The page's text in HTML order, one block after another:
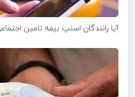
آیا رانندگان اسنپ بیمه تامین